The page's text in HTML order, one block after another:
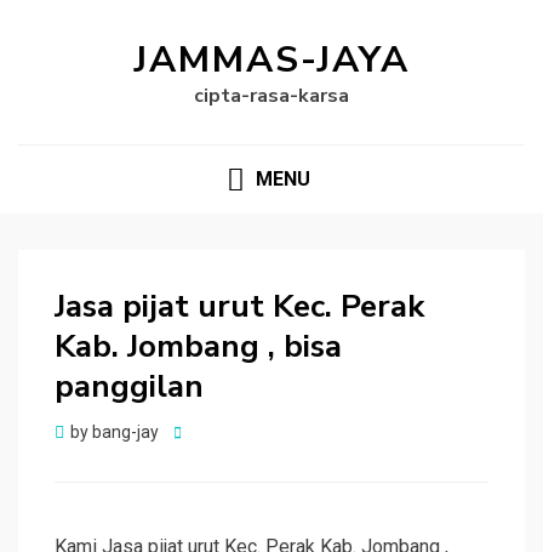
JAMMAS-JAYA
cipta-rasa-karsa
MENU
Jasa pijat urut Kec. Perak
Kab. Jombang , bisa
panggilan
by bang-jay
Posted
Kami Jasa pijat urut Kec. Perak Kab. Jombang ,